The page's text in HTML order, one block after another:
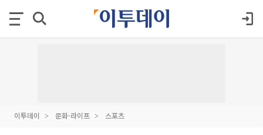
이투데이 문화·라이프 스포츠